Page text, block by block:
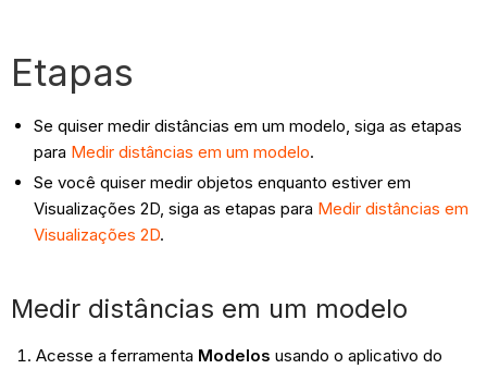
Etapas
Se quiser medir distâncias em um modelo, siga as etapas
para Medir distâncias em um modelo.
Se você quiser medir objetos enquanto estiver em
Visualizações 2D, siga as etapas para Medir distâncias em
Visualizações 2D.
Medir distâncias em um modelo
Acesse a ferramenta Modelos usando o aplicativo do